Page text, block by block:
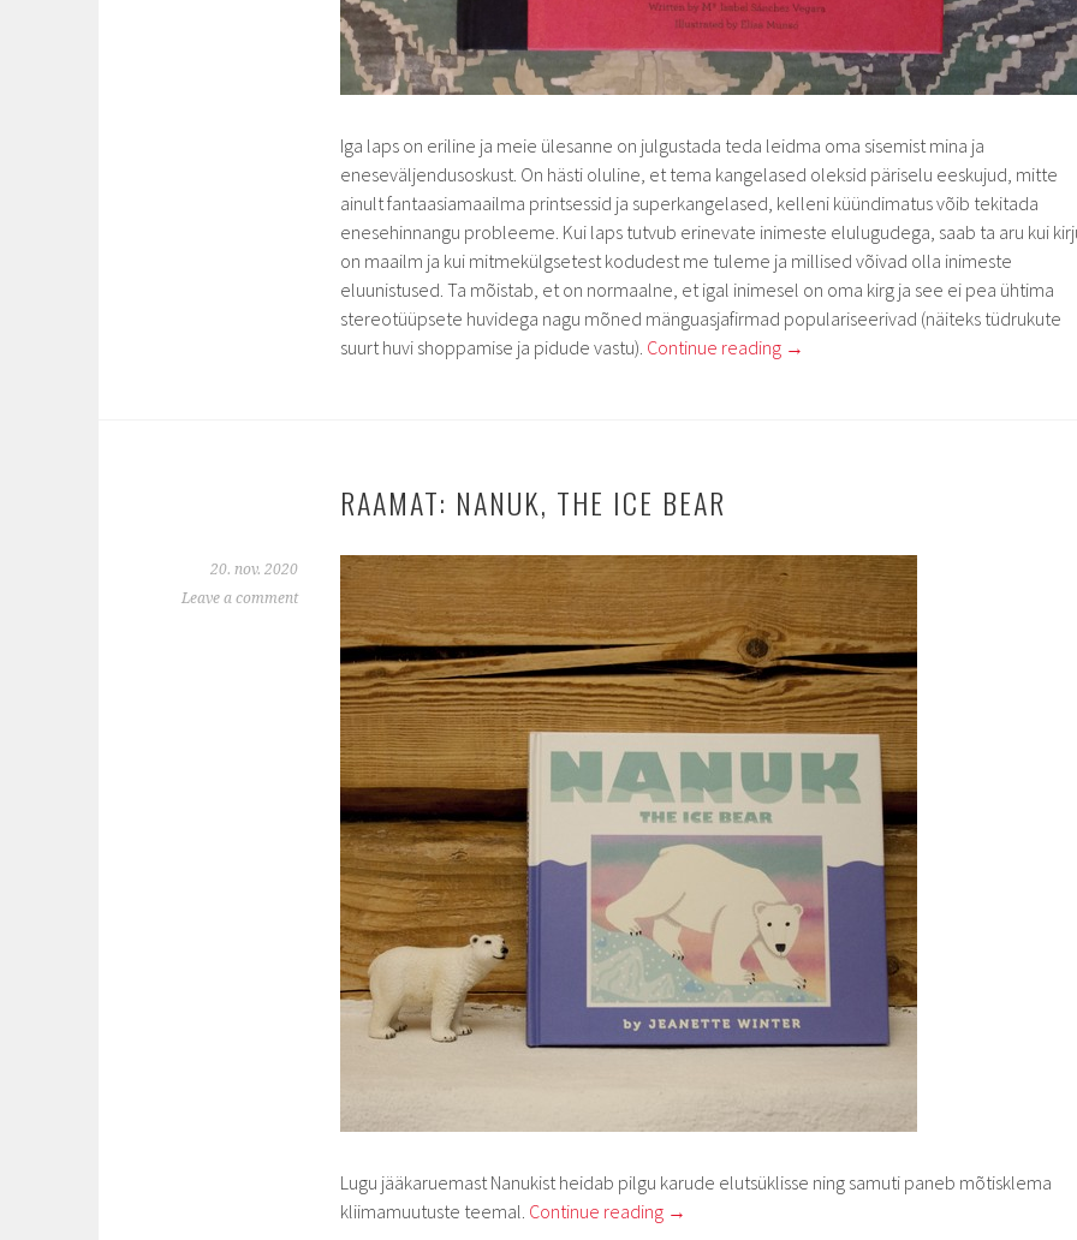
Iga laps on eriline ja meie ülesanne on julgustada teda leidma oma sisemist mina ja
eneseväljendusoskust. On hästi oluline, et tema kangelased oleksid päriselu eeskujud, mitte
ainult fantaasiamaailma printsessid ja superkangelased, kelleni küündimatus võib tekitada
enesehinnangu probleeme. Kui laps tutvub erinevate inimeste elulugudega, saab ta aru kui
on maailm ja kui mitmekülgsetest kodudest me tuleme ja millised võivad olla inimeste
eluunistused. Ta mõistab, et on normaalne, et igal inimesel on oma kirg ja see ei pea ühtima
stereotüüpsete huvidega nagu mõned mänguasjafirmad populariseerivad (näiteks tüdrukute
suurt huvi shoppamise ja pidude vastu). Continue reading →
RAAMAT: NANUK, THE ICE BEAR
20. nov. 2020
Leave a comment
Lugu jääkaruemast Nanukist heidab pilgu karude elutsüklisse ning samuti paneb mõtisklema
kliimamuutuste teemal. Continue reading →